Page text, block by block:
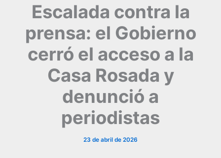
Escalada contra la
prensa: el Gobierno
cerró el acceso a la
Casa Rosada y
denunció a
periodistas
23 de abril de 2026